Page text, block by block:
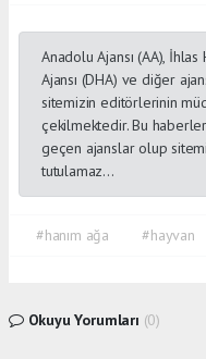
Anadolu Ajansı (AA),
Ajansı (DHA) ve diğer
sitemizin editörlerinin
çekilmektedir. Bu
geçen ajanslar olup
tutulamaz...
#hanım ağa #hayvan
Okuyu Yorumları (0)